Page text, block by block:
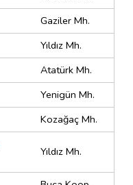
Gaziler Mh.
Yıldız Mh.
Atatürk Mh.
Yenigün Mh.
Kozağaç Mh.
Yıldız Mh.